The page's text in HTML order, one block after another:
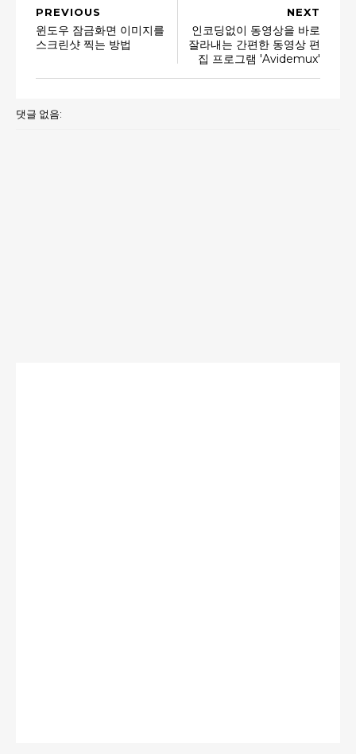
NEXT
인코딩없이 동영상을 바로
잘라내는 간편한 동영상 편
집 프로그램 'Avidemux'
PREVIOUS
윈도우 잠금화면 이미지를
스크린샷 찍는 방법
댓글 없음: